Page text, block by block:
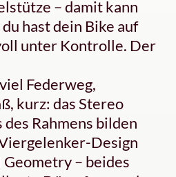
– damit kann
hast dein Bike auf
unter Kontrolle. Der
Federweg,
kurz: das Stereo
Rahmens bilden
Design
– beides